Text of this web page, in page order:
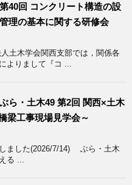
40回 コンクリート構造の設
理の基本に関する研修会
土木学会関西支部では，関係各
よりまして『コ ...
ら・土木49 第2回 関西×土木
梁工事現場見学会～
しました(2026/7/14) ぶら・土木
る ...